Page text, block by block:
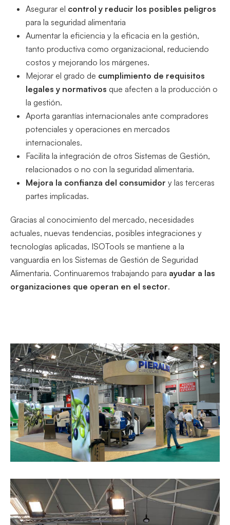
Asegurar el control y reducir los posibles peligros
para la seguridad alimentaria
Aumentar la eficiencia y la eficacia en la gestión,
tanto productiva como organizacional, reduciendo
costos y mejorando los márgenes.
Mejorar el grado de cumplimiento de requisitos
legales y normativos que afecten a la producción o
la gestión.
Aporta garantías internacionales ante compradores
potenciales y operaciones en mercados
internacionales.
Facilita la integración de otros Sistemas de Gestión,
relacionados o no con la seguridad alimentaria.
Mejora la confianza del consumidor y las terceras
partes implicadas.
Gracias al conocimiento del mercado, necesidades
actuales, nuevas tendencias, posibles integraciones y
tecnologías aplicadas, ISOTools se mantiene a la
vanguardia en los Sistemas de Gestión de Seguridad
Alimentaria. Continuaremos trabajando para ayudar a las
organizaciones que operan en el sector.